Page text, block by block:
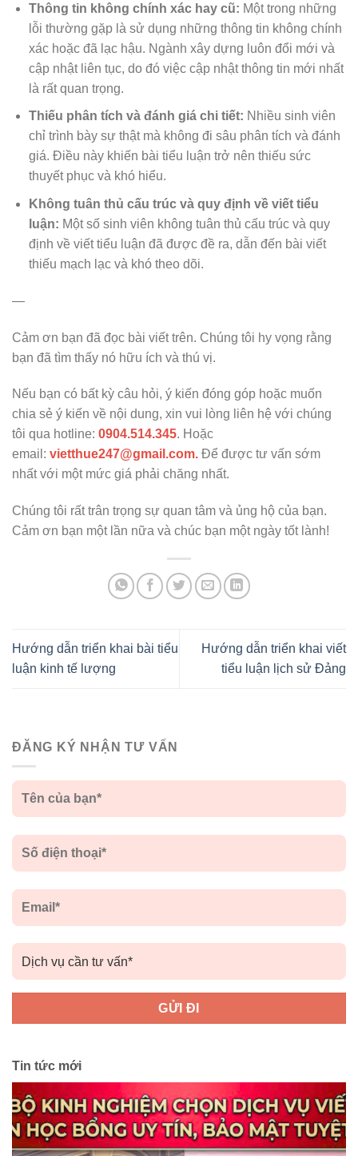
Thông tin không chính xác hay cũ: Một trong những
lỗi thường gặp là sử dụng những thông tin không chính
xác hoặc đã lạc hậu. Ngành xây dựng luôn đổi mới và
cập nhật liên tục, do đó việc cập nhật thông tin mới nhất
là rất quan trọng.
Thiếu phân tích và đánh giá chi tiết: Nhiều sinh viên
chỉ trình bày sự thật mà không đi sâu phân tích và đánh
giá. Điều này khiến bài tiểu luận trở nên thiếu sức
thuyết phục và khó hiểu.
Không tuân thủ cấu trúc và quy định về viết tiểu
luận: Một số sinh viên không tuân thủ cấu trúc và quy
định về viết tiểu luận đã được đề ra, dẫn đến bài viết
thiếu mạch lạc và khó theo dõi.
—
Cảm ơn bạn đã đọc bài viết trên. Chúng tôi hy vọng rằng
bạn đã tìm thấy nó hữu ích và thú vị.
Nếu bạn có bất kỳ câu hỏi, ý kiến đóng góp hoặc muốn
chia sẻ ý kiến về nội dung, xin vui lòng liên hệ với chúng
tôi qua hotline: 0904.514.345. Hoặc
email: vietthue247@gmail.com. Để được tư vấn sớm
nhất với một mức giá phải chăng nhất.
Chúng tôi rất trân trọng sự quan tâm và ủng hộ của bạn.
Cảm ơn bạn một lần nữa và chúc bạn một ngày tốt lành!
Hướng dẫn triển khai bài tiểu
luận kinh tế lượng
Hướng dẫn triển khai viết
tiểu luận lịch sử Đảng
ĐĂNG KÝ NHẬN TƯ VẤN
Tin tức mới